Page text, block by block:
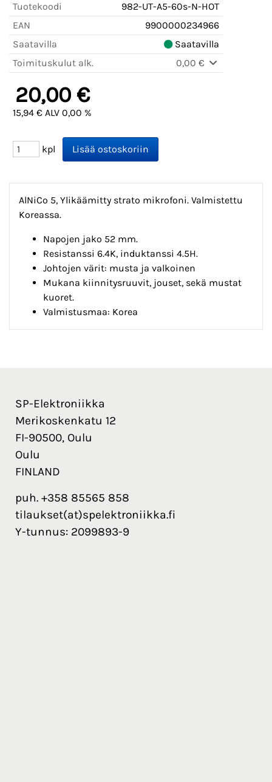
Tuotekoodi
982-UT-A5-60s-N-HOT
EAN
9900000234966
Saatavilla
Saatavilla
Toimituskulut alk.
0,00 €
20,00 €
15,94 € ALV 0,00 %
kpl
AlNiCo 5, Ylikäämitty strato mikrofoni. Valmistettu
Koreassa.
Napojen jako 52 mm.
Resistanssi 6.4K, induktanssi 4.5H.
Johtojen värit: musta ja valkoinen
Mukana kiinnitysruuvit, jouset, sekä mustat
kuoret.
Valmistusmaa: Korea
SP-Elektroniikka
Merikoskenkatu 12
FI-90500, Oulu
Oulu
FINLAND
puh. +358 85565 858
tilaukset(at)spelektroniikka.fi
Y-tunnus: 2099893-9